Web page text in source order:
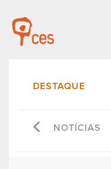
DESTAQUE
NOTÍCIAS